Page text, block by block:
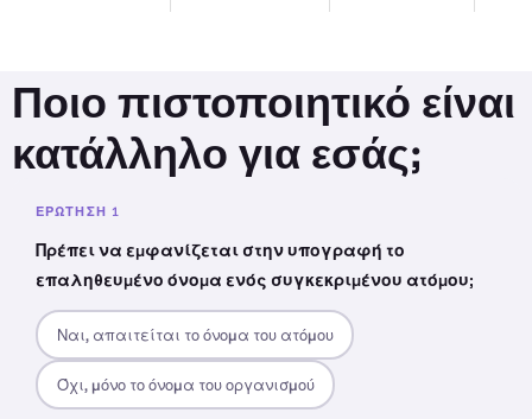
Ποιο πιστοποιητικό είναι
κατάλληλο για εσάς;
ΕΡΏΤΗΣΗ 1
Πρέπει να εμφανίζεται στην υπογραφή το
επαληθευμένο όνομα ενός συγκεκριμένου ατόμου;
Ναι, απαιτείται το όνομα του ατόμου
Όχι, μόνο το όνομα του οργανισμού